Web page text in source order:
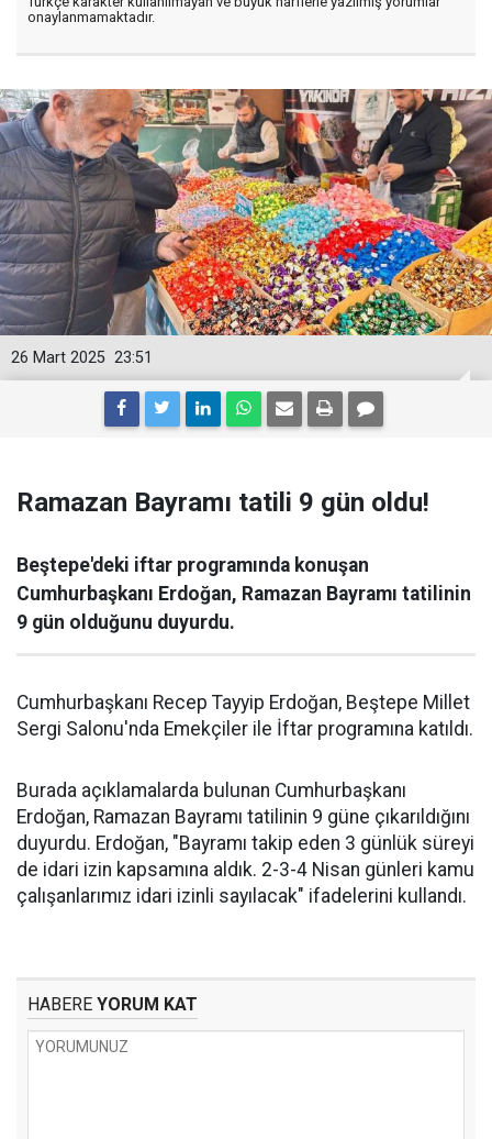
onaylanmamaktadır.
23:51
26 Mart 2025
Ramazan Bayramı tatili 9 gün oldu!
Beştepe'deki iftar programında konuşan
Cumhurbaşkanı Erdoğan, Ramazan Bayramı tatilinin
9 gün olduğunu duyurdu.
Cumhurbaşkanı Recep Tayyip Erdoğan, Beştepe Millet
Sergi Salonu'nda Emekçiler ile İftar programına katıldı.
Burada açıklamalarda bulunan Cumhurbaşkanı
Erdoğan, Ramazan Bayramı tatilinin 9 güne çıkarıldığını
duyurdu. Erdoğan, "Bayramı takip eden 3 günlük süreyi
de idari izin kapsamına aldık. 2-3-4 Nisan günleri kamu
çalışanlarımız idari izinli sayılacak" ifadelerini kullandı.
HABERE YORUM KAT